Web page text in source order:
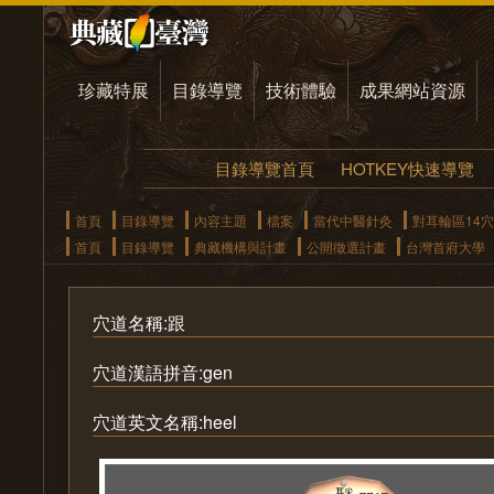
珍藏特展 目錄導覽 技術體驗 成果網站資源
目錄導覽首頁 HOTKEY快速導覽
首頁 目錄導覽 內容主題 檔案 當代中醫針灸
對耳輪區14
首頁
目錄導覽 典藏機構與計畫 公開徵選計畫 台灣首府大學
穴道名稱:跟
穴道漢語拼音:gen
穴道英文名稱:heel